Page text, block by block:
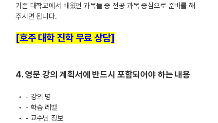
기존 대학교에서 배웠던 과목들 중 전공 과목 중심으로 준비를 해
주시면 됩니다.
[호주 대학 진학 무료 상담]
4. 영문 강의 계획서에 반드시 포함되어야 하는 내용
- 강의 명
- 학습 레벨
- 교수님 정보